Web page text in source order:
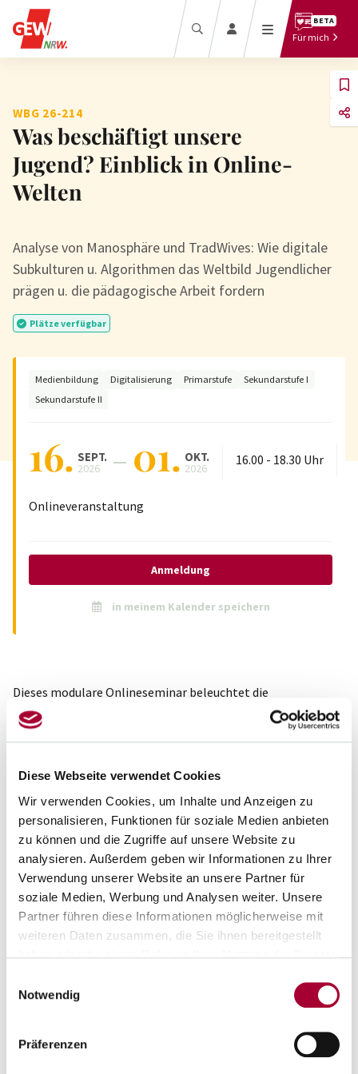
Diese Webseite verwendet Cookies
Wir verwenden Cookies, um Inhalte und Anzeigen zu
personalisieren, Funktionen für soziale Medien anbieten
zu können und die Zugriffe auf unsere Website zu
analysieren. Außerdem geben wir Informationen zu Ihrer
Verwendung unserer Website an unsere Partner für
soziale Medien, Werbung und Analysen weiter. Unsere
Partner führen diese Informationen möglicherweise mit
weiteren Daten zusammen, die Sie ihnen bereitgestellt
haben oder die sie im Rahmen Ihrer Nutzung der Dienste
Notwendig
Präferenzen
BETA
Für mich
werden
Mitglied werben
Beratung
Termine
Zum Magazin
Bildungslexikon
Online-Shop
Online-Archiv
Recht
Bezahlung
Tarifbeschäftigte
Pressebereich
WBG 26-214
Was beschäftigt unsere
Jugend? Einblick in Online-
Welten
Analyse von Manosphäre und TradWives: Wie digitale
Subkulturen u. Algorithmen das Weltbild Jugendlicher
prägen u. die pädagogische Arbeit fordern
Plätze verfügbar
Medienbildung Digitalisierung Primarstufe
Sekundarstufe I
Sekundarstufe II
16. SEPT.
2026 01. OKT.
2026
16.00 - 18.30 Uhr
Onlineveranstaltung
Anmeldung
in meinem Kalender speichern
Dieses modulare Onlineseminar beleuchtet die
soziologischen Hintergründe digitaler Subkulturen. Wir
analysieren die Strukturen der „Mano Sphäre“ (von Pick-up
Plattformen wie TikTok.
Modul 1: Einführung in digitale Männlichkeitsbilder und
die „Red Pill“-Metapher.
Modul 2: Dekonstruktion von Dominanzansprüchen
(Alpha/Beta-Logik) und die Ästhetik der Regression bei
Modul 3: Mechanismen der Radikalisierung durch
Algorithmen sowie die Vernetzung mit Antifeminismus
und der Neuen Rechten.
Pädagogische Relevanz:
Das Seminar befähigt Lehrkräfte, problematische Narrative
im Schulalltag zu erkennen,
die Gefahr von Gewaltbereitschaft durch digitale